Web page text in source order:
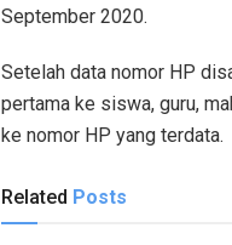
September 2020.
Setelah data nomor HP
pertama ke siswa, guru,
ke nomor HP yang terdata.
Related Posts